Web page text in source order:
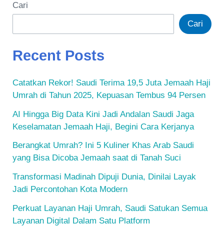
Cari
Cari
Recent Posts
Catatkan Rekor! Saudi Terima 19,5 Juta Jemaah Haji
Umrah di Tahun 2025, Kepuasan Tembus 94 Persen
AI Hingga Big Data Kini Jadi Andalan Saudi Jaga
Keselamatan Jemaah Haji, Begini Cara Kerjanya
Berangkat Umrah? Ini 5 Kuliner Khas Arab Saudi
yang Bisa Dicoba Jemaah saat di Tanah Suci
Transformasi Madinah Dipuji Dunia, Dinilai Layak
Jadi Percontohan Kota Modern
Perkuat Layanan Haji Umrah, Saudi Satukan Semua
Layanan Digital Dalam Satu Platform